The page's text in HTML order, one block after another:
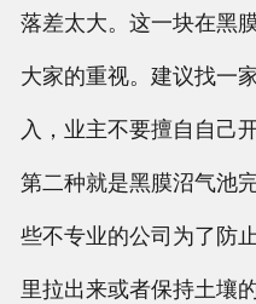
落差太大。这一块在黑
大家的重视。建议找一
入，业主不要擅自自己开
第二种就是黑膜沼气池
些不专业的公司为了防
里拉出来或者保持土壤